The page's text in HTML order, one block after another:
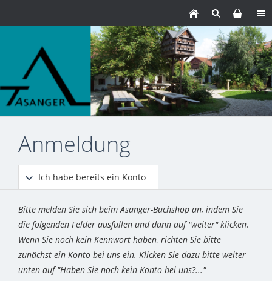
Anmeldung
Ich habe bereits ein Konto
Bitte melden Sie sich beim Asanger-Buchshop an, indem Sie
die folgenden Felder ausfüllen und dann auf "weiter" klicken.
Wenn Sie noch kein Kennwort haben, richten Sie bitte
zunächst ein Konto bei uns ein. Klicken Sie dazu bitte weiter
unten auf "Haben Sie noch kein Konto bei uns?..."